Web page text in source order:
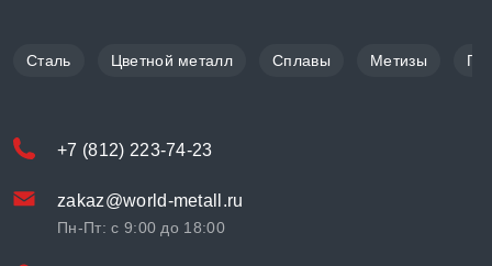
Сталь Цветной металл Сплавы Метизы
+7 (812) 223-74-23
zakaz@world-metall.ru
Пн-Пт: с 9:00 до 18:00